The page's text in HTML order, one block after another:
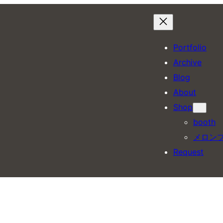
Portfolio
Archive
Blog
About
Shop
booth
メロン
Request